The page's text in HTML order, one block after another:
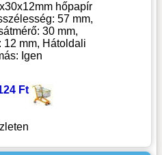
hőpapír
57 mm,
30 mm,
12 mm, Hátoldali
Igen
Ft